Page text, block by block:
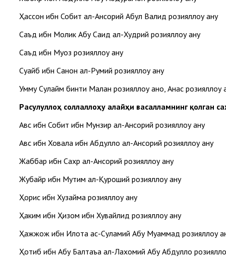
Ҳассон ибн Собит ал-Ансорий Абул Валид розияллоҳу анҳу
Саъд ибн Молик Абу Саид ал-Худрий розияллоҳу анҳу
Саъд ибн Муоз розияллоҳу анҳу
Суҳайб ибн Санон ал-Румий розияллоҳу анҳу
Умму Сулайм бинти Малҳан розияллоҳу анҳо, Анас розияллоҳу
Расулуллоҳ соллаллоҳу алайҳи васалламнинг қолган
Авс ибн Собит ибн Мунзир ал-Ансорий розияллоҳу анҳу
Авс ибн Ховала ибн Абдуллоҳ ал-Ансорий розияллоҳу анҳу
Жаббар ибн Сахр ал-Ансорий розияллоҳу анҳу
Жубайр ибн Мутим ал-Қуроший розияллоҳу анҳу
Ҳорис ибн Хузайма розияллоҳу анҳу
Ҳаким ибн Ҳизом ибн Хувайлид розияллоҳу анҳу
Ҳажжож ибн Илота ас-Суламий Абу Муҳаммад розияллоҳу
Ҳотиб ибн Абу Балтаъа ал-Лахомий Абу Абдуллоҳ